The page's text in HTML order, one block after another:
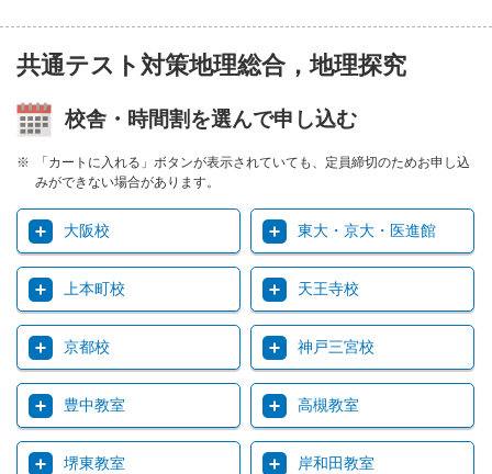
共通テスト対策地理総合，地理探究
校舎・時間割を選んで申し込む
「カートに入れる」ボタンが表示されていても、定員締切のためお申し込
みができない場合があります。
大阪校 東大・京大・医進館
上本町校 天王寺校
京都校 神戸三宮校
豊中教室 高槻教室
堺東教室 岸和田教室